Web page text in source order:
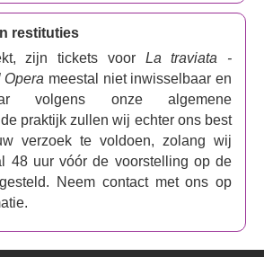
restituties
zijn tickets voor La traviata -
meestal niet inwisselbaar en
volgens onze algemene
praktijk zullen wij echter ons best
verzoek te voldoen, zolang wij
48 uur vóór de voorstelling op de
Neem contact met ons op